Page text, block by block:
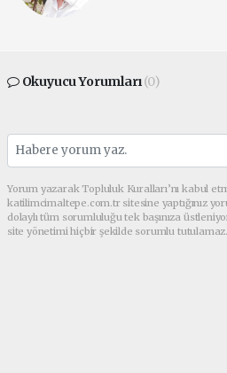
Okuyucu Yorumları(0)
Yorum yazarak Topluluk Kuralları’nı kabul
katilimcimaltepe.com.tr sitesine yaptığınız
dolaylı tüm sorumluluğu tek başınıza
site yönetimi hiçbir şekilde sorumlu tutulamaz.